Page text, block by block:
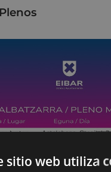
sitio web utiliza